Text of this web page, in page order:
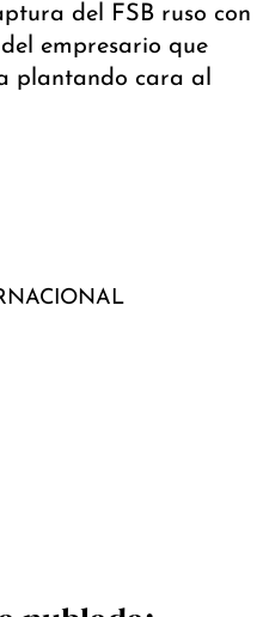
del FSB ruso con
empresario que
plantando cara al